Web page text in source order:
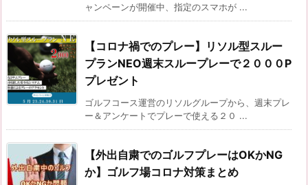
ャンペーンが開催中、指定のスマホが ...
【コロナ禍でのプレー】リソル型スルー
プランNEO週末スループレーで２０００P
プレゼント
ゴルフコース運営のリソルグループから、週末プレ
ー＆アンケートでプレーで使える２０ ...
【外出自粛でのゴルフプレーはOKかNG
か】ゴルフ場コロナ対策まとめ